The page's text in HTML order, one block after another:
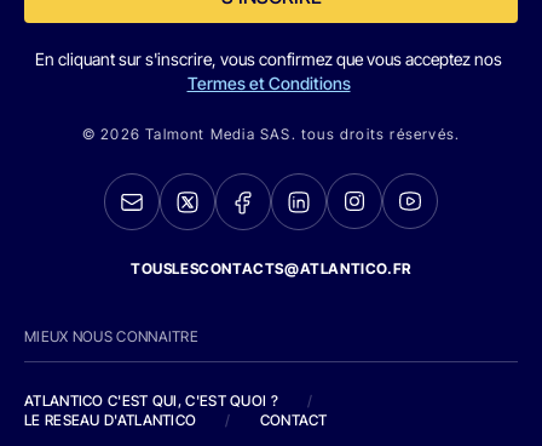
En cliquant sur s'inscrire, vous confirmez que vous acceptez nos
Termes et Conditions
© 2026 Talmont Media SAS. tous droits réservés.
TOUSLESCONTACTS@ATLANTICO.FR
MIEUX NOUS CONNAITRE
ATLANTICO C'EST QUI, C'EST QUOI ?
/
LE RESEAU D'ATLANTICO
/ CONTACT